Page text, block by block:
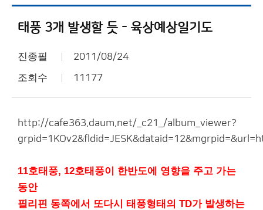
태풍 3개 발생할 듯 - 육상예상일기도
진종필 2011/08/24
조회수 11177
http://cafe363.daum.net/_c21_/album_viewer?
11호태풍, 12호태풍이 한반도에 영향을 주고 가는
동안
필리핀 동쪽에서 또다시 태풍형태의 TD가 발생하는